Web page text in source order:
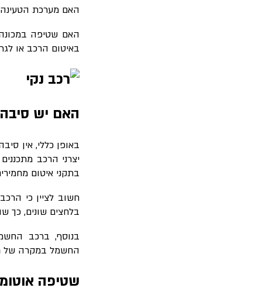
האם מערכת
האם שטיפה
באיטום הרכב או
האם יש
באופן כללי, אין
יצרני הרכב
בתקני איטום
חשוב לציין כי
בלחצים שונים, כך
בנוסף, ברכב
החשמל במקרה של
שטיפה